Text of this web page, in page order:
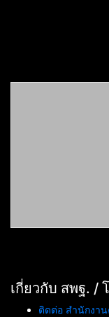
เกี่ยวกับ สพฐ. /
ติดต่อ สำนักงา